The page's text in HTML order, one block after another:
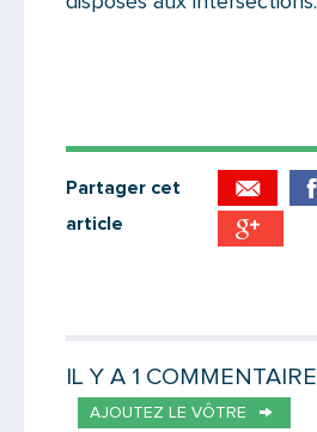
Partager cet
article
IL Y A 1 COMMENTAIRE
AJOUTEZ LE VÔTRE